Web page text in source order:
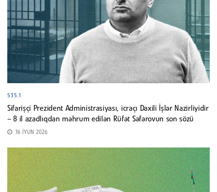
535.1
Sifarişçi Prezident Administrasiyası, icraçı Daxili İşlər Nazirliyidir
– 8 il azadlıqdan məhrum edilən Rüfət Səfərovun son sözü
16 İYUN 2026